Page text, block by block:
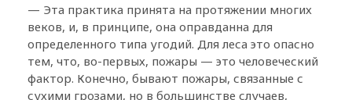
— Эта практика принята на протяжении многих
веков, и, в принципе, она оправданна для
определенного типа угодий. Для леса это опасно
тем, что, во-первых, пожары — это человеческий
фактор. Конечно, бывают пожары, связанные с
сухими грозами, но в большинстве случаев,